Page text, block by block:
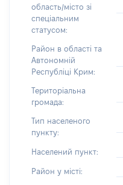
область/місто зі
спеціальним
статусом:
Район в області та
Автономній
Республіці Крим:
Територіальна
громада:
Тип населеного
пункту:
Населений пункт:
Район у місті: